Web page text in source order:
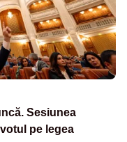
Sesiunea
pe legea